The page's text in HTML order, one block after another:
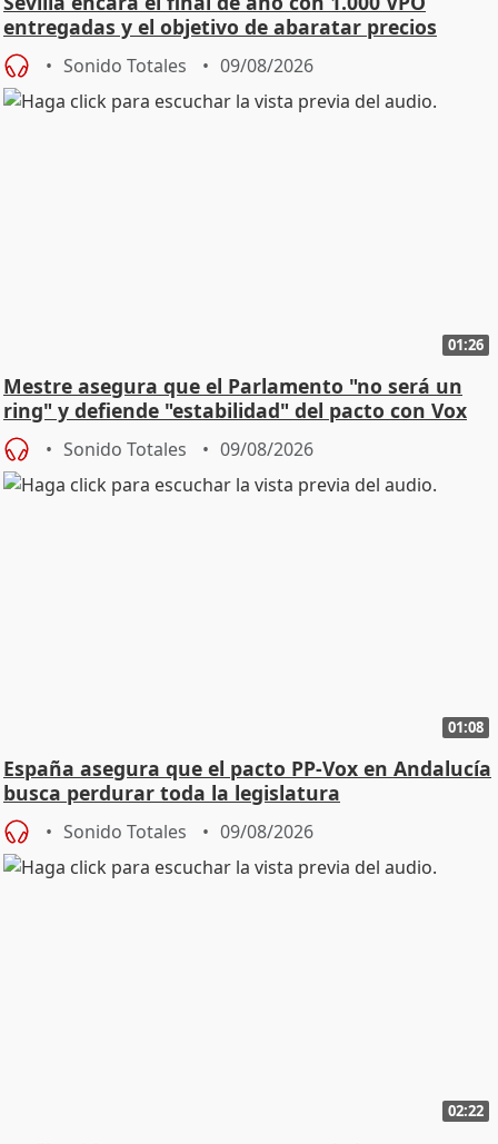
entregadas y el objetivo de abaratar precios
Sonido Totales 09/08/2026
01:26
Mestre asegura que el Parlamento "no será un
ring" y defiende "estabilidad" del pacto con Vox
Sonido Totales 09/08/2026
01:08
España asegura que el pacto PP-Vox en Andalucía
busca perdurar toda la legislatura
Sonido Totales 09/08/2026
02:22